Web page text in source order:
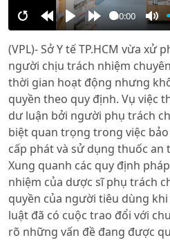
RestartRewind
10s
PlayForward
10s
00:00
(VPL)- Sở Y tế TP.HCM vừa xử
người chịu trách nhiệm
thời gian hoạt động nhưng
quyền theo quy định. Vụ việc
dư luận bởi người phụ trách
biệt quan trọng trong việc
cấp phát và sử dụng thuốc an
Xung quanh các quy định
nhiệm của dược sĩ phụ trách
quyền của người tiêu dùng
luật đã có cuộc trao đổi với
rõ những vấn đề đang được